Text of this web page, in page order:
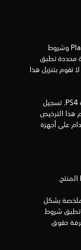
م
ا
ل
ي
8
7